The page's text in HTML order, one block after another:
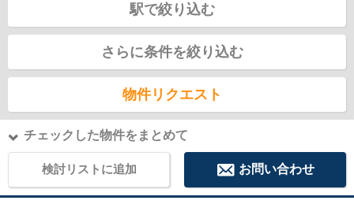
駅で絞り込む
さらに条件を絞り込む
物件リクエスト
チェックした物件をまとめて
検討リストに追加 お問い合わせ